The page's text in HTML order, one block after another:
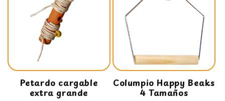
Petardo cargable
extra grande
Columpio Happy Beaks
4 Tamaños